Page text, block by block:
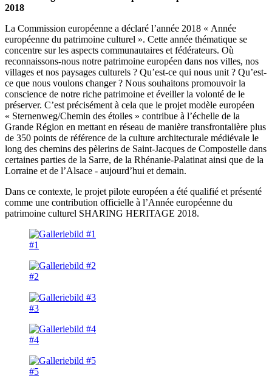
2018
La Commission européenne a déclaré l’année 2018 « Année
européenne du patrimoine culturel ». Cette année thématique se
concentre sur les aspects communautaires et fédérateurs. Où
reconnaissons-nous notre patrimoine européen dans nos villes, nos
villages et nos paysages culturels ? Qu’est-ce qui nous unit ? Qu’est-
ce que nous voulons changer ? Nous souhaitons promouvoir la
conscience de notre riche patrimoine et éveiller la volonté de le
préserver. C’est précisément à cela que le projet modèle européen
« Sternenweg/Chemin des étoiles » contribue à l’échelle de la
Grande Région en mettant en réseau de manière transfrontalière plus
de 350 points de référence de la culture architecturale médiévale le
long des chemins des pèlerins de Saint-Jacques de Compostelle dans
certaines parties de la Sarre, de la Rhénanie-Palatinat ainsi que de la
Lorraine et de l’Alsace - aujourd’hui et demain.
Dans ce contexte, le projet pilote européen a été qualifié et présenté
comme une contribution officielle à l’Année européenne du
patrimoine culturel SHARING HERITAGE 2018.
#1
#2
#3
#4
#5